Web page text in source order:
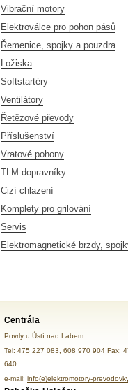
Vibrační motory
Elektroválce pro pohon pásů
Řemenice, spojky a pouzdra
Ložiska
Softstartéry
Ventilátory
Řetězové převody
Příslušenství
Vratové pohony
TLM dopravníky
Cizí chlazení
Komplety pro grilování
Servis
Elektromagnetické brzdy,
Centrála
Povrly u Ústí nad Labem
Tel: 475 227 083, 608 970 904 Fax:
640
e-mail: info(e)elektromotory-